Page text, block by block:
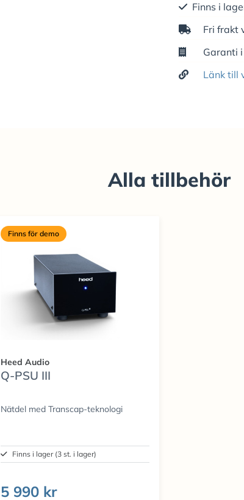
Finns i
Fri frakt
Garanti
Länk till
Alla tillbehör
Finns för demo
Heed Audio
Q-PSU III
Nätdel med Transcap-teknologi
Finns i lager (3 st. i lager)
5 990 kr